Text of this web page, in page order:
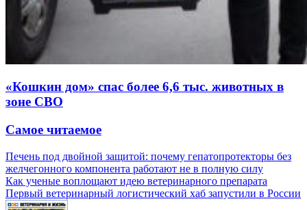
«Кошкин дом» спас более 6,6 тыс. животных в
зоне СВО
Самое читаемое
Печень под двойной защитой: почему гепатопротекторы без
желчегонного компонента работают не в полную силу
Как ученые воплощают идею ветеринарного препарата
Первый ветеринарный логистический хаб запустили в России